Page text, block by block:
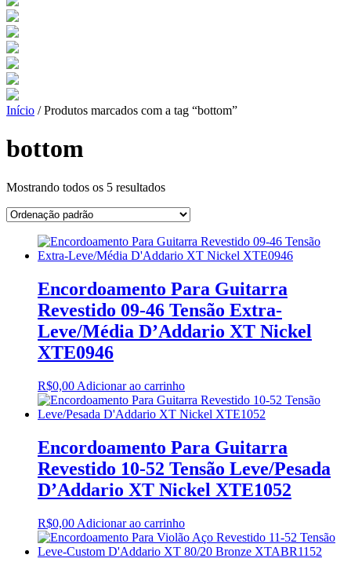
Início / Produtos marcados com a tag “bottom”
bottom
Mostrando todos os 5 resultados
Encordoamento Para Guitarra
Revestido 09-46 Tensão Extra-
Leve/Média D’Addario XT Nickel
XTE0946
R$0,00 Adicionar ao carrinho
Encordoamento Para Guitarra
Revestido 10-52 Tensão Leve/Pesada
D’Addario XT Nickel XTE1052
R$0,00 Adicionar ao carrinho